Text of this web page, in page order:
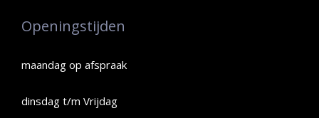
Openingstijden
maandag op afspraak
dinsdag t/m Vrijdag